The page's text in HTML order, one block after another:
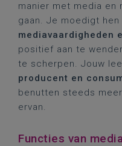
manier met media en
gaan. Je moedigt hen
mediavaardigheden
positief aan te
te scherpen. Jouw
producent en
benutten steeds
ervan.
Functies van